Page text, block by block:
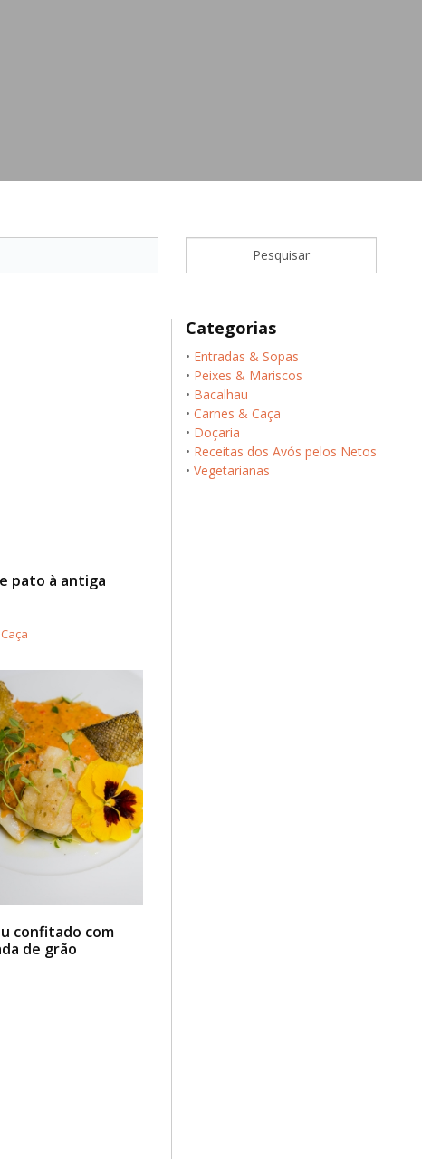
pato à antiga
confitado com
de grão
Categorias
• Entradas & Sopas
• Peixes & Mariscos
• Bacalhau
• Carnes & Caça
• Doçaria
• Receitas dos Avós pelos Netos
• Vegetarianas